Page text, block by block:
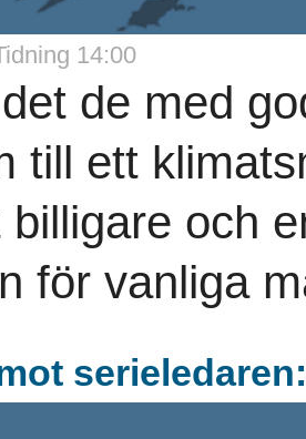
14:00
de med
till ett
billigare och
för vanliga